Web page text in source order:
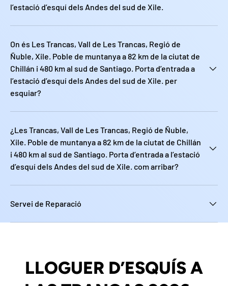
l’estació d’esquí dels Andes del sud de Xile.
On és Les Trancas, Vall de Les Trancas, Regió de
Ñuble, Xile. Poble de muntanya a 82 km de la ciutat de
Chillán i 480 km al sud de Santiago. Porta d’entrada a
l’estació d’esquí dels Andes del sud de Xile. per
esquiar?
¿Les Trancas, Vall de Les Trancas, Regió de Ñuble,
Xile. Poble de muntanya a 82 km de la ciutat de Chillán
i 480 km al sud de Santiago. Porta d’entrada a l’estació
d’esquí dels Andes del sud de Xile. com arribar?
Servei de Reparació
LLOGUER D’ESQUÍS A